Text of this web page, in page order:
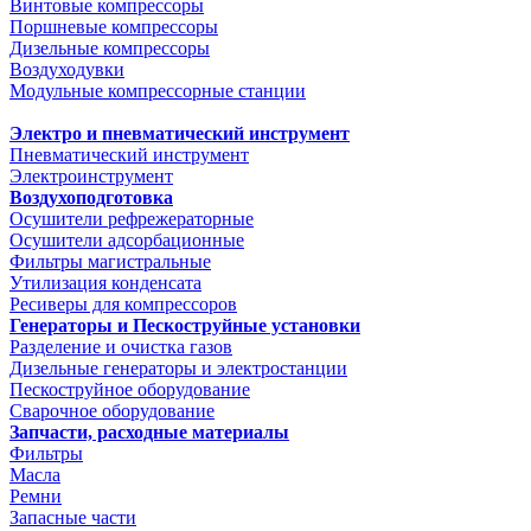
Винтовые компрессоры
Поршневые компрессоры
Дизельные компрессоры
Воздуходувки
Модульные компрессорные станции
Электро и пневматический инструмент
Пневматический инструмент
Электроинструмент
Воздухоподготовка
Осушители рефрежераторные
Осушители адсорбационные
Фильтры магистральные
Утилизация конденсата
Ресиверы для компрессоров
Генераторы и Пескоструйные установки
Разделение и очистка газов
Дизельные генераторы и электростанции
Пескоструйное оборудование
Сварочное оборудование
Запчасти, расходные материалы
Фильтры
Масла
Ремни
Запасные части